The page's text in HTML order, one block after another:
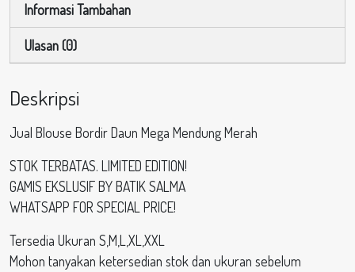
Informasi Tambahan
Ulasan (0)
Deskripsi
Jual Blouse Bordir Daun Mega Mendung Merah
STOK TERBATAS. LIMITED EDITION!
GAMIS EKSLUSIF BY BATIK SALMA
WHATSAPP FOR SPECIAL PRICE!
Tersedia Ukuran S,M,L,XL,XXL
Mohon tanyakan ketersedian stok dan ukuran sebelum